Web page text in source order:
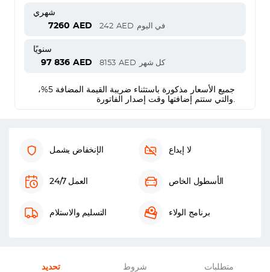
شهري
7260 AED 242 AED في اليوم
سنويًا
97 836 AED 8153 AED كل شهر
جميع الأسعار مذكورة باستثناء ضريبة القيمة المضافة 5%،
والتي ستتم إضافتها وقت إصدار الفاتورة.
الإنخفاض يشمل لا إيداع
العمل 24/7 الأسطول الخاص
التسليم والاستلام برنامج الولاء
تحديد شروط متطلبات